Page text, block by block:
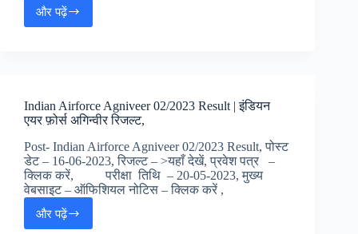
और पढ़ेंOnline
ऑनलाइन
जॉब
अलर्ट
Indian Airforce Agniveer 02/2023 Result | इंडियन
एयर फ़ोर्स अगिन्वीर रिजल्ट,
Post- Indian Airforce Agniveer 02/2023 Result, पोस्ट
डेट – 16-06-2023, रिजल्ट – >यहाँ देखें, प्रवेश पत्र –
क्लिक करें, परीक्षा तिथि – 20-05-2023, मुख्य
वेबसाइट – ऑफिशियल नोटिस – क्लिक करें ,
और पढ़ेंIndian